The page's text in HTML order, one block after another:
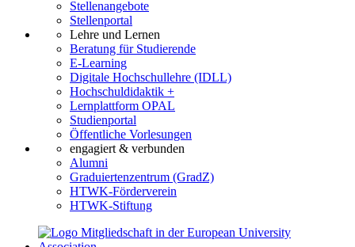
Stellenangebote
Stellenportal
Lehre und Lernen
Beratung für Studierende
E-Learning
Digitale Hochschullehre (IDLL)
Hochschuldidaktik +
Lernplattform OPAL
Studienportal
Öffentliche Vorlesungen
engagiert & verbunden
Alumni
Graduiertenzentrum (GradZ)
HTWK-Förderverein
HTWK-Stiftung